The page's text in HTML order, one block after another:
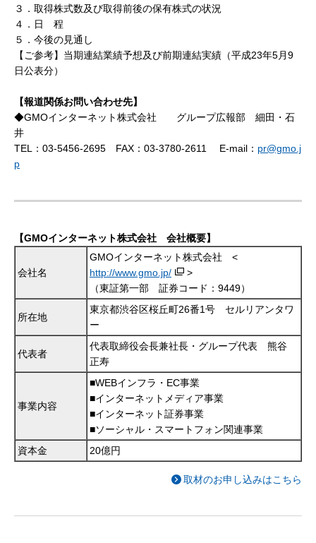
３．取得株式数及び取得前後の保有株式の状況
４．日 程
５．今後の見通し
【ご参考】当期連結業績予想及び前期連結実績（平成23年5月9
日公表分）
【報道関係お問い合わせ先】
◆GMOインターネット株式会社 グループ広報部 細田・石
井
TEL：03-5456-2695 FAX：03-3780-2611 E-mail： pr@gmo.j
p
【GMOインターネット株式会社 会社概要】
会社名
GMOインターネット株式会社 <
http://www.gmo.jp/
>
（東証第一部 証券コード：9449）
所在地
東京都渋谷区桜丘町26番1号 セルリアンタワ
ー
代表者
代表取締役会長兼社長・グループ代表 熊谷
正寿
事業内容
■WEBインフラ・EC事業
■インターネットメディア事業
■インターネット証券事業
■ソーシャル・スマートフォン関連事業
資本金
20億円
取材のお申し込みはこちら